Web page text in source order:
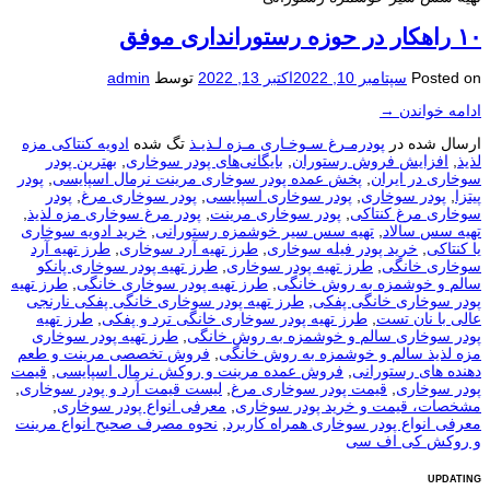
۱۰ راهکار در حوزه رستورانداری موفق
Posted on سپتامبر 10, 2022 اکتبر 13, 2022 توسط admin
ادامه خواندن →
ارسال شده در پودرمـرغ سـوخـاری مـزه لـذیـذ تگ شده ادویه کنتاکی مزه
لذیذ, افزایش فروش رستوران, بایگانی‌های پودر سوخاری, بهترین پودر
سوخاری در ایران, پخش عمده پودر سوخاری مرینت نرمال اسپایسی, پودر
پیتزا, پودر سوخاری, پودر سوخاری اسپایسی, پودر سوخاری مرغ, پودر
سوخاری مرغ کنتاکی, پودر سوخاری مرینت, پودر مرغ سوخاری مزه لذیذ,
تهیه سس سالاد, تهیه سس سیر خوشمزه رستورانی, خرید ادویه سوخاری
یا کنتاکی, خرید پودر فیله سوخاری, طرز تهیه آرد سوخاری, طرز تهیه آرد
سوخاری خانگی, طرز تهیه پودر سوخاری, طرز تهیه پودر سوخاری پانکو
سالم و خوشمزه به روش خانگی, طرز تهیه پودر سوخاری خانگی, طرز تهیه
پودر سوخاری خانگی پفکی, طرز تهیه پودر سوخاری خانگی پفکی نارنجی
عالی با نان تست, طرز تهیه پودر سوخاری خانگی ترد و پفکی, طرز تهیه
پودر سوخاری سالم و خوشمزه به روش خانگی, طرز تهیه پودر سوخاری
مزه لذیذ سالم و خوشمزه به روش خانگی, فروش تخصصی مرینت و طعم
دهنده های رستورانی, فروش عمده مرینت و روکش نرمال اسپایسی, قیمت
پودر سوخاری, قیمت پودر سوخاری مرغ, لیست قیمت آرد و پودر سوخاری,
مشخصات، قیمت و خرید پودر سوخاری, معرفی انواع پودر سوخاری,
معرفی انواع پودر سوخاری همراه کاربرد, نحوه مصرف صحیح انواع مرینت
و روکش کی اف سی
UPDATING